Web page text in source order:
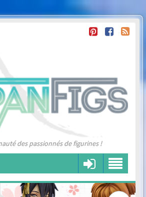
des passionnés de figurines !